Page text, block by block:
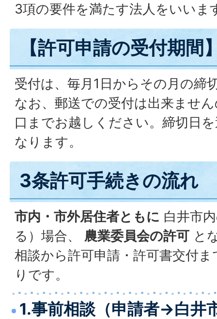
3項の要件を満たす法人をいいま
【許可申請の受付期間
受付は、毎月1日からその月の締
なお、郵送での受付は出来ませ
口までお越しください。締切日
なります。
3条許可手続きの流れ
市内・市外居住者ともに 白井市
る）場合、 農業委員会の許可 と
相談から許可申請・許可書交付
りです。
1.事前相談（申請者→白井